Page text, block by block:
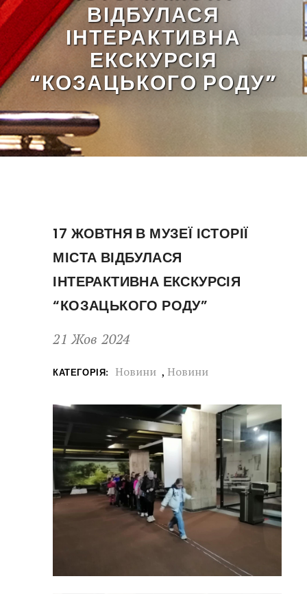
ВІДБУЛАСЯ
ІНТЕРАКТИВНА
ЕКСКУРСІЯ
“КОЗАЦЬКОГО РОДУ”
17 ЖОВТНЯ В МУЗЕЇ ІСТОРІЇ
МІСТА ВІДБУЛАСЯ
ІНТЕРАКТИВНА ЕКСКУРСІЯ
“КОЗАЦЬКОГО РОДУ”
21 Жов 2024
КАТЕГОРІЯ: Новини , Новини